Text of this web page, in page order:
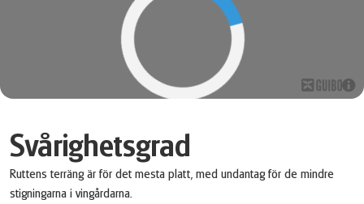
Svårighetsgrad
Ruttens terräng är för det mesta platt, med undantag för de mindre
stigningarna i vingårdarna.